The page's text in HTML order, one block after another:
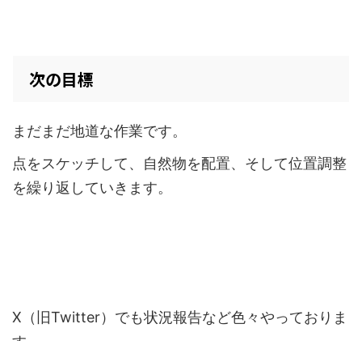
次の目標
まだまだ地道な作業です。
点をスケッチして、自然物を配置、そして位置調整
を繰り返していきます。
X（旧Twitter）でも状況報告など色々やっておりま